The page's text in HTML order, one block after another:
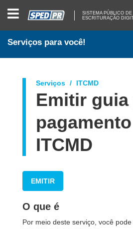
PÚBLICO
DE
ESCRITURAÇÃO
SISTEMA PÚBLICO DE
ESCRITURAÇÃO
Serviços para você!
Serviços ITCMD
Emitir guia
ITCMD
EMITIR
O que é
Por meio deste serviço, você